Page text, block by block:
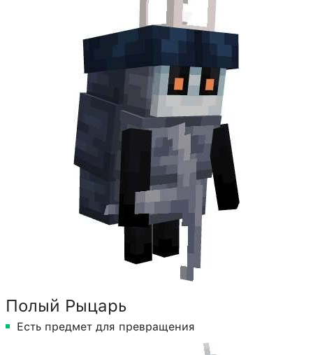
Полый Рыцарь
Есть предмет для превращения